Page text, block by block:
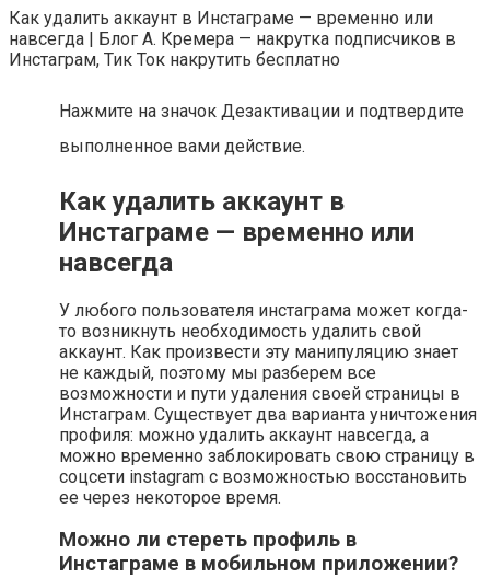
Как удалить аккаунт в Инстаграме — временно или
навсегда | Блог А. Кремера — накрутка подписчиков в
Инстаграм, Тик Ток накрутить бесплатно
Нажмите на значок Дезактивации и подтвердите
выполненное вами действие.
Как удалить аккаунт в
Инстаграме — временно или
навсегда
У любого пользователя инстаграма может когда-
то возникнуть необходимость удалить свой
аккаунт. Как произвести эту манипуляцию знает
не каждый, поэтому мы разберем все
возможности и пути удаления своей страницы в
Инстаграм. Существует два варианта уничтожения
профиля: можно удалить аккаунт навсегда, а
можно временно заблокировать свою страницу в
соцсети instagram с возможностью восстановить
ее через некоторое время.
Можно ли стереть профиль в
Инстаграме в мобильном приложении?